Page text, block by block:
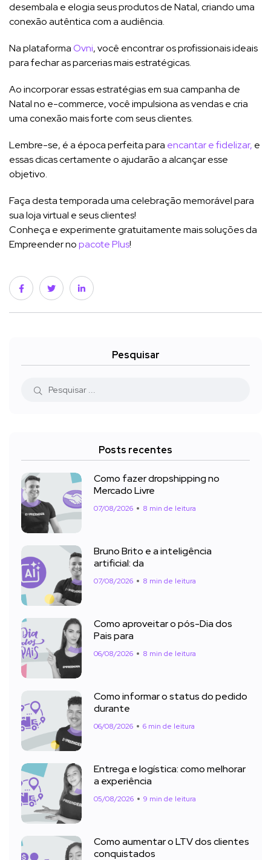
desembala e elogia seus produtos de Natal, criando uma
conexão autêntica com a audiência.
Na plataformaOvni, você encontrar os profissionais ideais
para fechar as parcerias mais estratégicas.
Ao incorporar essas estratégias em sua campanha de
Natal no e-commerce, você impulsiona as vendas e cria
uma conexão mais forte com seus clientes.
Lembre-se, é a época perfeita para encantar e fidelizar, e
essas dicas certamente o ajudarão a alcançar esse
objetivo.
Faça desta temporada uma celebração memorável para
sua loja virtual e seus clientes!
Conheça e experimente gratuitamente mais soluções da
Empreender nopacote Plus!
Pesquisar
Posts recentes
Como fazer dropshipping no
Mercado Livre
07/08/2026 8 min de leitura
Bruno Brito e a inteligência
artificial: da
07/08/2026 8 min de leitura
Como aproveitar o pós-Dia dos
Pais para
06/08/2026 8 min de leitura
Como informar o status do pedido
durante
06/08/2026 6 min de leitura
Entrega e logística: como melhorar
a experiência
05/08/2026 9 min de leitura
Como aumentar o LTV dos clientes
conquistados